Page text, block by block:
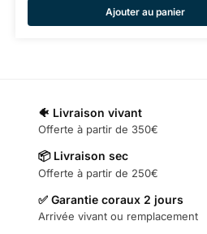
Ajouter au panier
🐠 Livraison vivant
Offerte à partir de 350€
📦 Livraison sec
Offerte à partir de 250€
✅ Garantie coraux 2 jours
Arrivée vivant ou remplacement